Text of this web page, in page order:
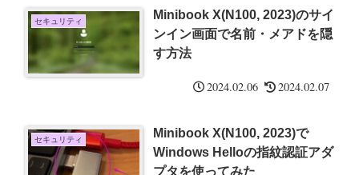
セキュリティ
Minibook X(N100, 2023)のサイ
ンイン画面で名前・メアドを隠
す方法
2024.02.06 2024.02.07
セキュリティ
Minibook X(N100, 2023)で
Windows Helloの指紋認証アダ
プタを使ってみた